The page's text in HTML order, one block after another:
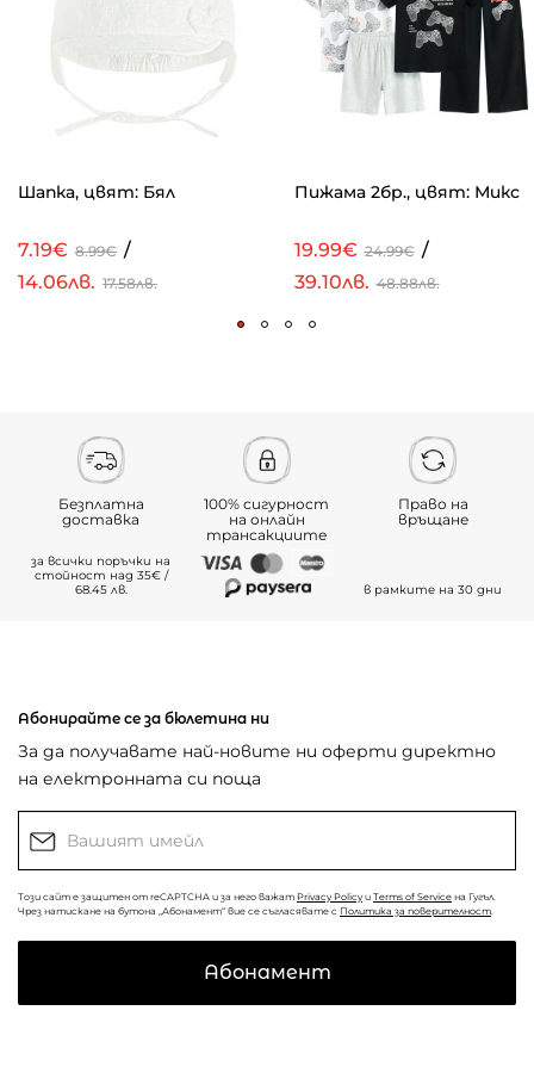
Шапка, цвят: Бял
7.19€ 8.99€ /
14.06лв. 17.58лв.
Пижама 2бр., цвят: Микс
19.99€ 24.99€ /
39.10лв. 48.88лв.
Безплатна
доставка
за всички поръчки на
стойност над 35€ /
68.45 лв.
100% сигурност
на онлайн
трансакциите
Право на
връщане
в рамките на 30 дни
Абонирайте се за бюлетина ни
За да получавате най-новите ни оферти директно
на електронната си поща
Този сайт е защитен от reCAPTCHA и за него важат Privacy Policy и Terms of Service на Гугъл.
Чрез натискане на бутона „Абонамент“ вие се съгласявате с Политика за поверителност
Абонамент